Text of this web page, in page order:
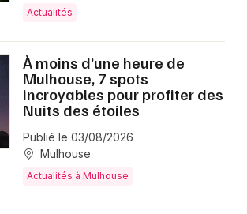
Actualités
À moins d’une heure de
Mulhouse, 7 spots
incroyables pour profiter des
Nuits des étoiles
Publié le 03/08/2026
Mulhouse
Actualités à Mulhouse